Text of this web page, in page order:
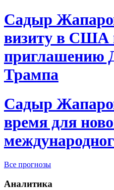
Садыр
визиту в США
приглашению
Трампа
Садыр
время для
Все прогнозы
Аналитика